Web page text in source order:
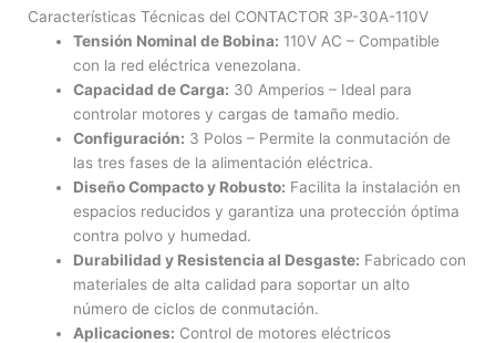
Características Técnicas del CONTACTOR 3P-30A-110V
Tensión Nominal de Bobina: 110V AC – Compatible
con la red eléctrica venezolana.
Capacidad de Carga: 30 Amperios – Ideal para
controlar motores y cargas de tamaño medio.
Configuración: 3 Polos – Permite la conmutación de
las tres fases de la alimentación eléctrica.
Diseño Compacto y Robusto: Facilita la instalación en
espacios reducidos y garantiza una protección óptima
contra polvo y humedad.
Durabilidad y Resistencia al Desgaste: Fabricado con
materiales de alta calidad para soportar un alto
número de ciclos de conmutación.
Aplicaciones: Control de motores eléctricos